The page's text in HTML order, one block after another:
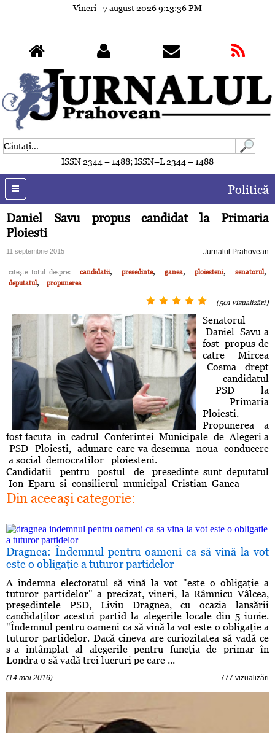
Vineri - 7 august 20269:13:39 PM
ISSN 2344 – 1488; ISSN–L 2344 – 1488
Politică
Daniel Savu propus candidat la Primaria
Ploiesti
11 septembrie 2015 Jurnalul Prahovean
citeşte totul despre: candidatii, presedinte, ganea, ploiesteni, senatorul,
deputatul, propunerea
(501 vizualizări)
Senatorul
Daniel Savu a
fost propus de
catre Mircea
Cosma drept
candidatul
PSD la
Primaria
Ploiesti.
Propunerea a
fost facuta in cadrul Conferintei Municipale de Alegeri a
PSD Ploiesti, adunare care va desemna noua conducere
a social democratilor ploiesteni.
Candidatii pentru postul de presedinte sunt deputatul
Ion Eparu si consilierul municipal Cristian Ganea
Din aceeaşi categorie:
Dragnea: Îndemnul pentru oameni ca să vină la vot
este o obligaţie a tuturor partidelor
A îndemna electoratul să vină la vot "este o obligaţie a
tuturor partidelor" a precizat, vineri, la Râmnicu Vâlcea,
preşedintele PSD, Liviu Dragnea, cu ocazia lansării
candidaţilor acestui partid la alegerile locale din 5 iunie.
"Îndemnul pentru oameni ca să vină la vot este o obligaţie a
tuturor partidelor. Dacă cineva are curiozitatea să vadă ce
s-a întâmplat al alegerile pentru funcţia de primar în
Londra o să vadă trei lucruri pe care ...
(14 mai 2016) 777 vizualizări